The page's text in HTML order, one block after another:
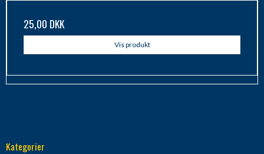
25,00 DKK
Vis produkt
Kategorier